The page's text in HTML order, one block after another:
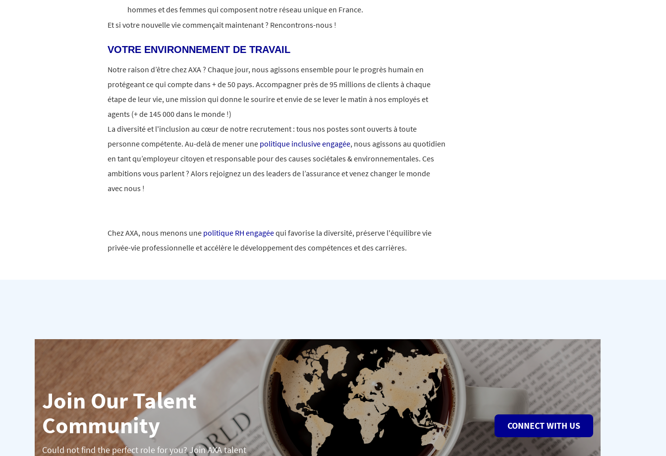
hommes et des femmes qui composent notre réseau unique en France.
Et si votre nouvelle vie commençait maintenant ? Rencontrons-nous !
VOTRE ENVIRONNEMENT DE TRAVAIL
Notre raison d’être chez AXA ? Chaque jour, nous agissons ensemble pour le progrès humain en
protégeant ce qui compte dans + de 50 pays. Accompagner près de 95 millions de clients à chaque
étape de leur vie, une mission qui donne le sourire et envie de se lever le matin à nos employés et
agents (+ de 145 000 dans le monde !)
La diversité et l'inclusion au cœur de notre recrutement : tous nos postes sont ouverts à toute
personne compétente. Au-delà de mener une politique inclusive engagée, nous agissons au quotidien
en tant qu’employeur citoyen et responsable pour des causes sociétales & environnementales. Ces
ambitions vous parlent ? Alors rejoignez un des leaders de l’assurance et venez changer le monde
avec nous !
Chez AXA, nous menons une politique RH engagéequi favorise la diversité, préserve l'équilibre vie
privée-vie professionnelle et accélère le développement des compétences et des carrières.
Join Our Talent
Community
Could not find the perfect role for you? Join AXA talent
CONNECT WITH US